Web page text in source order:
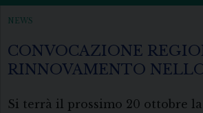
NEWS
CONVOCAZIONE
RINNOVAMENTO
Si terrà il prossimo 20 ottobre la